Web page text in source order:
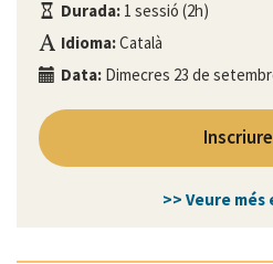
Durada: 1 sessió (2h)
Idioma:Català
Data: Dimecres 23 de
>> Veure més